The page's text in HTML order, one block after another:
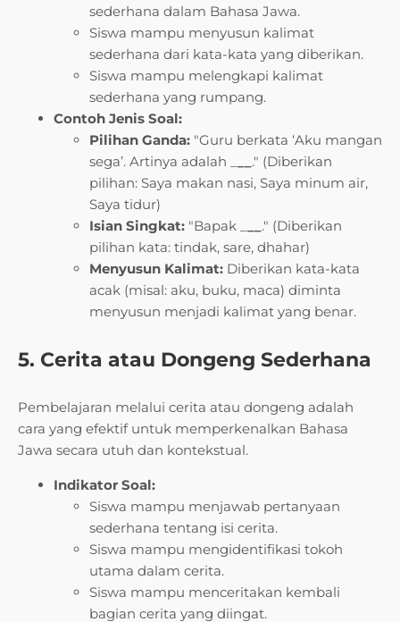
sederhana dalam Bahasa Jawa.
Siswa mampu menyusun kalimat
sederhana dari kata-kata yang diberikan.
Siswa mampu melengkapi kalimat
sederhana yang rumpang.
Contoh Jenis Soal:
Pilihan Ganda: "Guru berkata ‘Aku mangan
sega’. Artinya adalah _
." (Diberikan
pilihan: Saya makan nasi, Saya minum air,
Saya tidur)
Isian Singkat: "Bapak _
." (Diberikan
pilihan kata: tindak, sare, dhahar)
Menyusun Kalimat: Diberikan kata-kata
acak (misal: aku, buku, maca) diminta
menyusun menjadi kalimat yang benar.
5. Cerita atau Dongeng Sederhana
Pembelajaran melalui cerita atau dongeng adalah
cara yang efektif untuk memperkenalkan Bahasa
Jawa secara utuh dan kontekstual.
Indikator Soal:
Siswa mampu menjawab pertanyaan
sederhana tentang isi cerita.
Siswa mampu mengidentifikasi tokoh
utama dalam cerita.
Siswa mampu menceritakan kembali
bagian cerita yang diingat.